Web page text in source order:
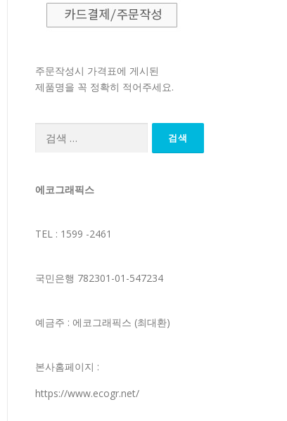
주문작성시 가격표에 게시된
제품명을 꼭 정확히 적어주세요.
에코그래픽스
TEL : 1599 -2461
국민은행 782301-01-547234
예금주 : 에코그래픽스 (최대환)
본사홈페이지 :
https://www.ecogr.net/